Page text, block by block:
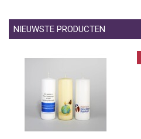
NIEUWSTE PRODUCTEN